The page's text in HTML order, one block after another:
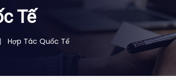
Tế
| Hợp Tác Quốc Tế